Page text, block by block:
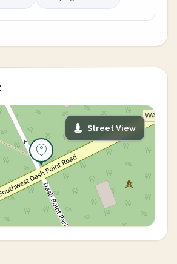
Street View